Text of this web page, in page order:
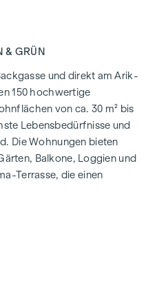
& GRÜN
und direkt am Arik-
150 hochwertige
von ca. 30 m² bis
Lebensbedürfnisse und
Die Wohnungen bieten
Balkone, Loggien und
Terrasse, die einen
effiziente